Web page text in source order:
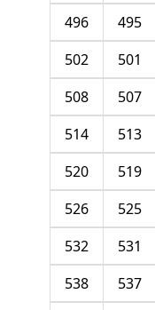
495
496
501
502
507
508
513
514
519
520
525
526
531
532
537
538